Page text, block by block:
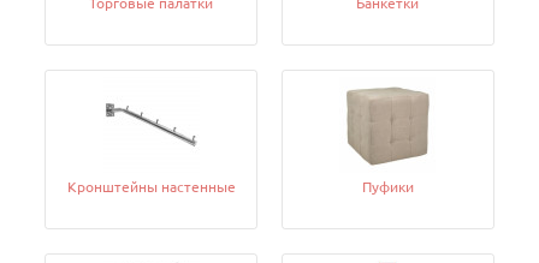
Кронштейны настенные Пуфики